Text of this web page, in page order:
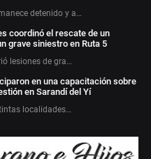
detenido y a…
coordinó el rescate de un
grave siniestro en Ruta 5
lesiones de gra…
en una capacitación sobre
en Sarandí del Yí
localidades…